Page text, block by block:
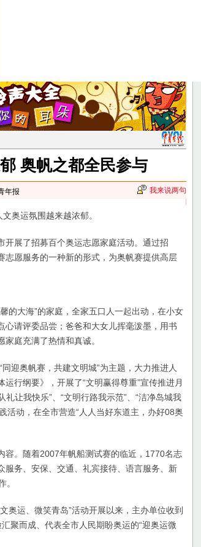
奥帆之都全民参与
年报 我来说两句
奥运氛围越来越浓郁。
展了招募百个奥运志愿家庭活动。通过招
愿服务的一种新的形式，为奥帆赛提供高层
大海”的家庭，全家五口人一起出动，在小女
心请评委品尝；爸爸和大女儿挥毫泼墨，用书
庭充满了热情和真诚。
奥帆赛，共建文明城”为主题，大力推进人
行纲要》，开展了“文明赢得尊重”宣传推进月
让我快乐”、“文明行路我示范”、“洁净岛城我
活动，在全市营造“人人当好东道主，办好08奥
。随着2007年帆船测试赛的临近，1770名志
服务、安保、交通、礼宾接待、语言服务、新
。
运、微笑青岛”活动开展以来，主办单位收到
聚而成、代表全市人民期盼奥运的“迎奥运微